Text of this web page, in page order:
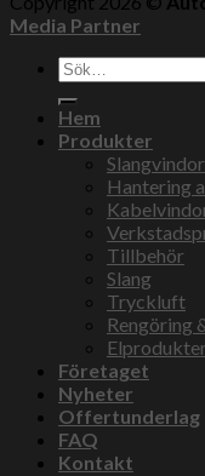
Media Partner
Sök
efter:
Hem
Produkter
Hantering
Tillbehör
Slang
Tryckluft
Rengöring
Företaget
Nyheter
Offertunderlag
FAQ
Kontakt